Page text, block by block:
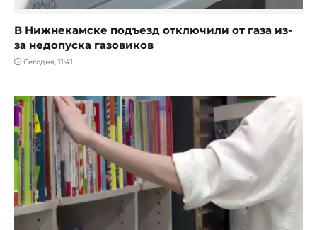
В Нижнекамске подъезд отключили от газа из-
за недопуска газовиков
Сегодня, 11:41